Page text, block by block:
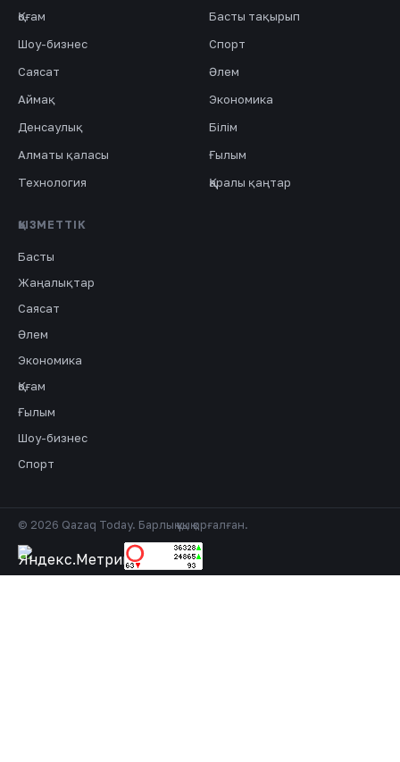
Қоғам
Басты тақырып
Шоу-бизнес
Спорт
Саясат
Әлем
Аймақ
Экономика
Денсаулық
Білім
Алматы қаласы
Ғылым
Технология
Қаралы қаңтар
ҚЫЗМЕТТІК
Басты
Жаңалықтар
Саясат
Әлем
Экономика
Қоғам
Ғылым
Шоу-бизнес
Спорт
© 2026 Qazaq Today. Барлық құқық қорғалған.